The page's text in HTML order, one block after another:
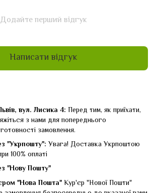
Додайте перший відгук
Написати відгук
вул. Лисика 4: Перед тим, як приїхати,
з нами для попереднього
замовлення.
"Укрпошту":Увага! Доставка Укрпоштою
100% оплаті
"Нову Пошту"
"Нова Пошта"Кур'єр "Нової Пошти"